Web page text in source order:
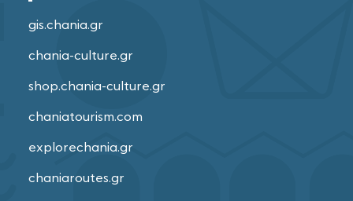
gis.chania.gr
chania-culture.gr
shop.chania-culture.gr
chaniatourism.com
explorechania.gr
chaniaroutes.gr